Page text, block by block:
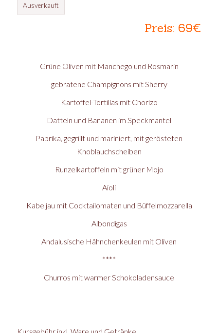
Preis: 69€
Grüne Oliven mit Manchego und Rosmarin
gebratene Champignons mit Sherry
Kartoffel-Tortillas mit Chorizo
Datteln und Bananen im Speckmantel
Paprika, gegrillt und mariniert, mit gerösteten
Knoblauchscheiben
Runzelkartoffeln mit grüner Mojo
Aioli
Kabeljau mit Cocktailomaten und Büffelmozzarella
Albondigas
Andalusische Hähnchenkeulen mit Oliven
****
Churros mit warmer Schokoladensauce
Ausverkauft